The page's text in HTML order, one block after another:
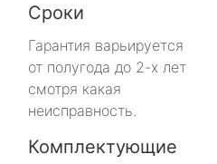
Сроки
Гарантия варьируется
от полугода до 2-х лет
смотря какая
неисправность.
Комплектующие